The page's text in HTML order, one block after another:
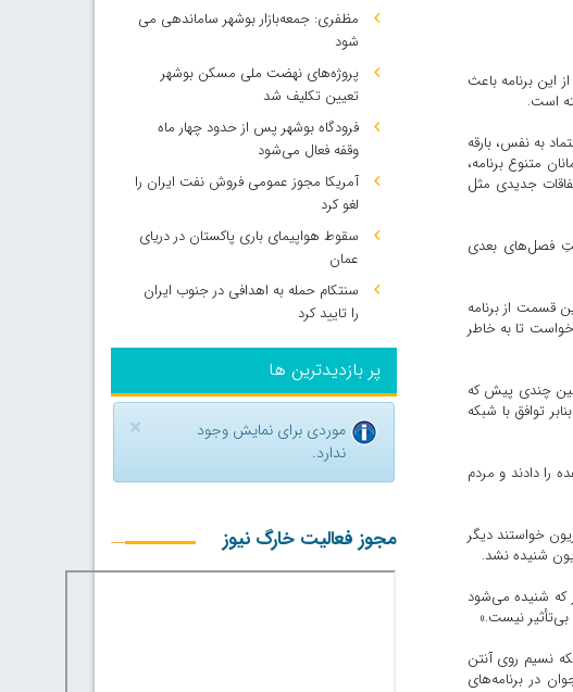
مردم از این برنامه باعث
است.
از خنده‌های 25 ثانیه‌ای برای بالا بردن اعتماد به نفس، بارقه
متنوع برنامه،
استندآپ کمدی به تلویزیون، مسابقه خنداننده برتر بین 16 کمدین، اتفاقات جدیدی مثل
فصل‌های بعدی
قسمت از برنامه
تا به خاطر
همین چندی پیش که
توافق با شبکه
را دادند و مردم
خواستند دیگر
شنیده نشد.
که شنیده می‌شود
نیست.»
نسیم روی آنتن
در برنامه‌های
مظفری: جمعه‌بازار بوشهر ساماندهی می‌
شود
پروژه‌های نهضت ملی مسکن بوشهر
تعیین تکلیف شد
فرودگاه بوشهر پس از حدود چهار ماه
وقفه فعال می‌شود
آمریکا مجوز عمومی فروش نفت ایران را
لغو کرد
سقوط هواپیمای باری پاکستان در دریای
عمان
سنتکام حمله به اهدافی در جنوب ایران
را تایید کرد
پر بازدیدترین ها
×
موردی برای نمایش وجود
ندارد.
مجوز فعالیت خارگ نیوز